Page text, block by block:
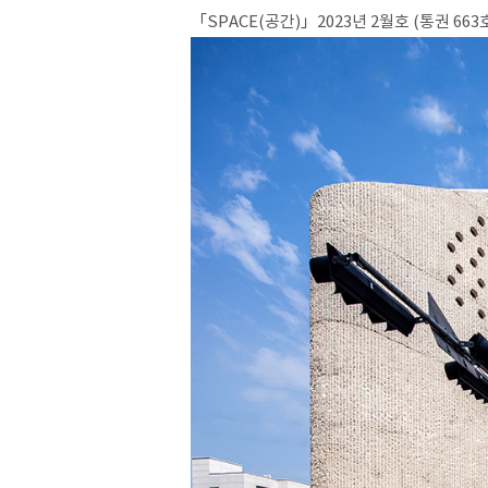
「SPACE(공간)」2023년 2월호 (통권 663